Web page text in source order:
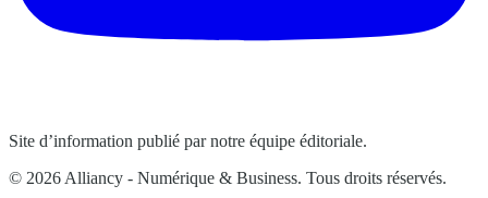
Site d’information publié par notre équipe éditoriale.
© 2026 Alliancy - Numérique & Business. Tous droits réservés.